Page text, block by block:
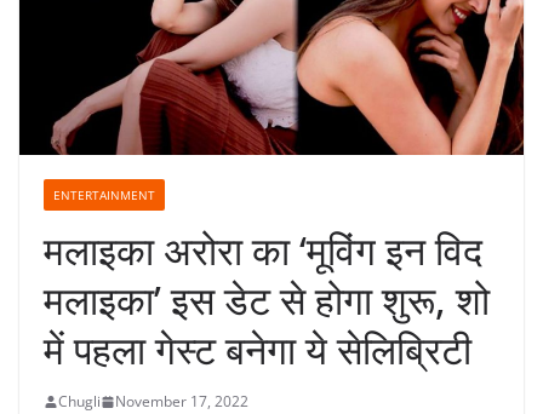
ENTERTAINMENT
मलाइका अरोरा का ‘मूविंग इन विद
मलाइका’ इस डेट से होगा शुरू, शो
में पहला गेस्ट बनेगा ये सेलिब्रिटी
Chugli
November 17, 2022